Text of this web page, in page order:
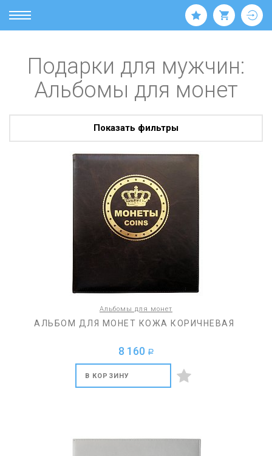
Подарки для мужчин:
Альбомы для монет
Показать фильтры
Альбомы для монет
АЛЬБОМ ДЛЯ МОНЕТ КОЖА КОРИЧНЕВАЯ
8 160 a
В КОРЗИНУ